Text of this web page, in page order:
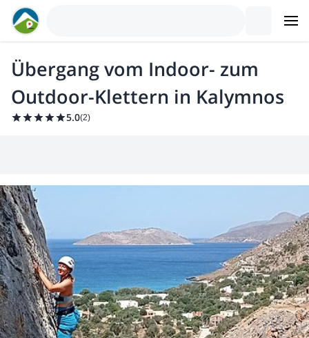
Übergang vom Indoor- zum
Outdoor-Klettern in Kalymnos
5.0(2)